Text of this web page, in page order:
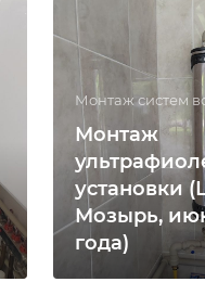
Монтаж систем
Монтаж
установки
Мозырь,
года)